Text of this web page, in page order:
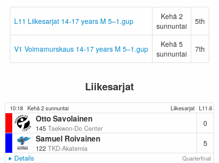
L11 Liikesarjat 14-17 years M 5–1.gup
Kehä 2
sunnuntai
5th
V1 Voimamurskaus 14-17 years M 5–1.gup
Kehä 5
sunnuntai
7th
Liikesarjat
10:18 Kehä 2 sunnuntai Liikesarjat L11.6
Otto Savolainen
145 Taekwon-Do Center
0
Samuel Roivainen
122 TKD-Akatemia
5
Details Quarterfinal